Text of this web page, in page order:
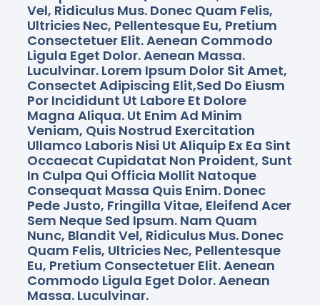
Vel, Ridiculus Mus. Donec Quam Felis,
Ultricies Nec, Pellentesque Eu, Pretium
Consectetuer Elit. Aenean Commodo
Ligula Eget Dolor. Aenean Massa.
Luculvinar. Lorem Ipsum Dolor Sit Amet,
Consectet Adipiscing Elit,sed Do Eiusm
Por Incididunt Ut Labore Et Dolore
Magna Aliqua. Ut Enim Ad Minim
Veniam, Quis Nostrud Exercitation
Ullamco Laboris Nisi Ut Aliquip Ex Ea Sint
Occaecat Cupidatat Non Proident, Sunt
In Culpa Qui Officia Mollit Natoque
Consequat Massa Quis Enim. Donec
Pede Justo, Fringilla Vitae, Eleifend Acer
Sem Neque Sed Ipsum. Nam Quam
Nunc, Blandit Vel, Ridiculus Mus. Donec
Quam Felis, Ultricies Nec, Pellentesque
Eu, Pretium Consectetuer Elit. Aenean
Commodo Ligula Eget Dolor. Aenean
Massa. Luculvinar.